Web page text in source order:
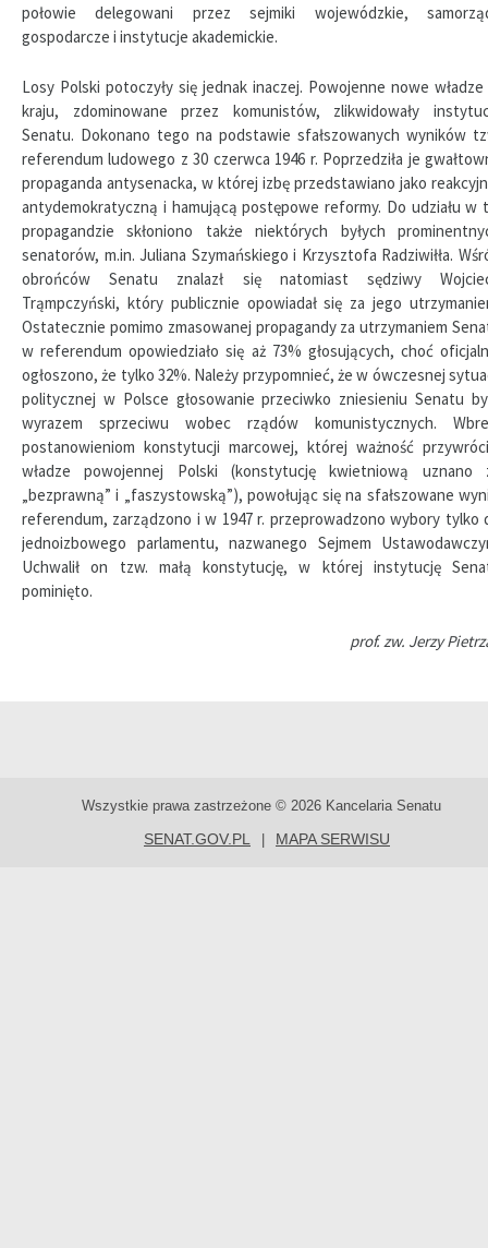
połowie delegowani przez sejmiki wojewódzkie,
gospodarcze i instytucje akademickie.
Losy Polski potoczyły się jednak inaczej. Powojenne nowe
kraju, zdominowane przez komunistów, zlikwidowały
Senatu. Dokonano tego na podstawie sfałszowanych wyników
referendum ludowego z 30 czerwca 1946 r. Poprzedziła je
propaganda antysenacka, w której izbę przedstawiano jako
antydemokratyczną i hamującą postępowe reformy. Do udziału w
propagandzie skłoniono także niektórych byłych
senatorów, m.in. Juliana Szymańskiego i Krzysztofa Radziwiłła.
obrońców Senatu znalazł się natomiast sędziwy
Trąmpczyński, który publicznie opowiadał się za jego
Ostatecznie pomimo zmasowanej propagandy za utrzymaniem
w referendum opowiedziało się aż 73% głosujących, choć
ogłoszono, że tylko 32%. Należy przypomnieć, że w ówczesnej
politycznej w Polsce głosowanie przeciwko zniesieniu Senatu
wyrazem sprzeciwu wobec rządów komunistycznych.
postanowieniom konstytucji marcowej, której ważność
władze powojennej Polski (konstytucję kwietniową uznano
„bezprawną” i „faszystowską”), powołując się na sfałszowane
referendum, zarządzono i w 1947 r. przeprowadzono wybory tylko
jednoizbowego parlamentu, nazwanego Sejmem
Uchwalił on tzw. małą konstytucję, w której instytucję
pominięto.
prof. zw. Jerzy
Wszystkie prawa zastrzeżone © 2026 Kancelaria Senatu
SENAT.GOV.PL MAPA SERWISU